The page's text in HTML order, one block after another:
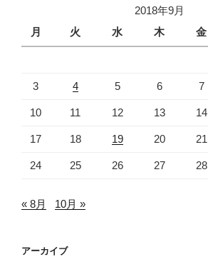
2018年9月
月
火 水 木 金
3 4 5 6 7
10 11 12 13 14
17 18 19 20 21
24 25 26 27 28
« 8月 10月 »
アーカイブ